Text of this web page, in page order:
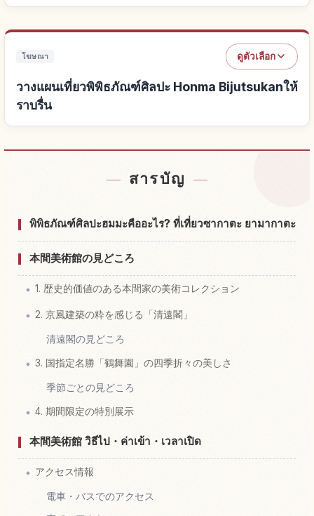
โฆษณา ดูตัวเลือก
วางแผนเที่ยวพิพิธภัณฑ์ศิลปะ Honma Bijutsukanให้
ราบรื่น
สารบัญ
พิพิธภัณฑ์ศิลปะฮมมะคืออะไร? ที่เที่ยวซากาตะ ยามากาตะ
本間美術館の見どころ
1. 歴史的価値のある本間家の美術コレクション
2. 京風建築の粋を感じる「清遠閣」
清遠閣の見どころ
3. 国指定名勝「鶴舞園」の四季折々の美しさ
季節ごとの見どころ
4. 期間限定の特別展示
本間美術館 วิธีไป・ค่าเข้า・เวลาเปิด
アクセス情報
電車・バスでのアクセス